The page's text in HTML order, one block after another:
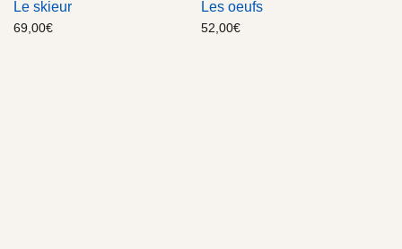
Le skieur
69,00€
Les oeufs
52,00€